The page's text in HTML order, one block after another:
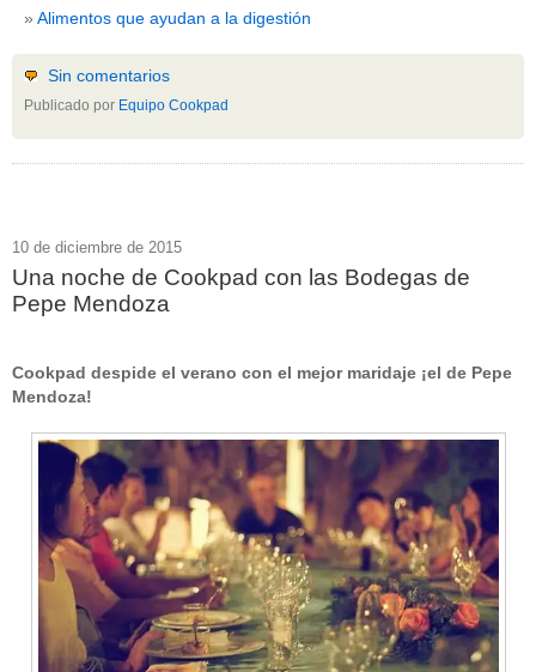
Alimentos que ayudan a la digestión
Sin comentarios
Publicado por Equipo Cookpad
10 de diciembre de 2015
Una noche de Cookpad con las Bodegas de
Pepe Mendoza
Cookpad despide el verano con el mejor maridaje ¡el de Pepe
Mendoza!